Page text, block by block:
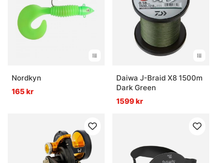
Nordkyn
165 kr
Daiwa J-Braid X8 1500m
Dark Green
1599 kr